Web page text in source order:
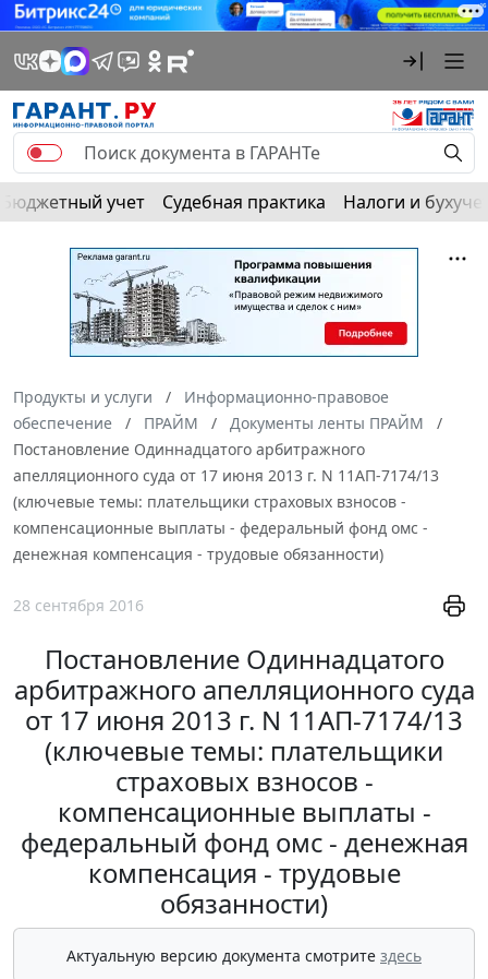
Бюджетный учет Судебная практика Налоги и
Продукты и услуги
Информационно-правовое
обеспечение
ПРАЙМ
Документы ленты ПРАЙМ
Постановление Одиннадцатого арбитражного
апелляционного суда от 17 июня 2013 г. N 11АП-7174/13
(ключевые темы: плательщики страховых взносов -
компенсационные выплаты - федеральный фонд омс -
денежная компенсация - трудовые обязанности)
28 сентября 2016
Постановление Одиннадцатого
арбитражного апелляционного суда
от 17 июня 2013 г. N 11АП-7174/13
(ключевые темы: плательщики
страховых взносов -
компенсационные выплаты -
федеральный фонд омс - денежная
компенсация - трудовые
обязанности)
Актуальную версию документа смотрите здесь